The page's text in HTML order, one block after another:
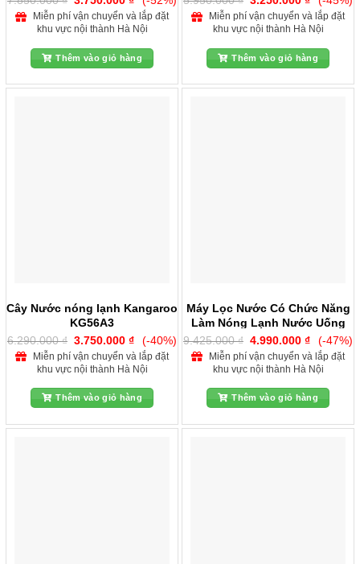
gốc
là:
7.850.000 ₫.
hiện
tại
là:
khu vực nội thành Hà Nội
Thêm vào giỏ hàng
gốc
là:
5.950.000 ₫.
hiện
tại
là:
khu vực nội thành Hà Nội
Thêm vào giỏ hàng
Cây Nước nóng lạnh Kangaroo
KG56A3
6.290.000₫ Giá
gốc
là:
6.290.000 ₫.
3.750.000₫Giá
hiện
tại
là:
(-40%)
khu vực nội thành Hà Nội
Thêm vào giỏ hàng
Máy Lọc Nước Có Chức Năng
Làm Nóng Lạnh Nước Uống
KG62A3
9.425.000₫ Giá
gốc
là:
9.425.000 ₫.
4.990.000₫Giá
hiện
tại
là:
(-47%)
khu vực nội thành Hà Nội
Thêm vào giỏ hàng